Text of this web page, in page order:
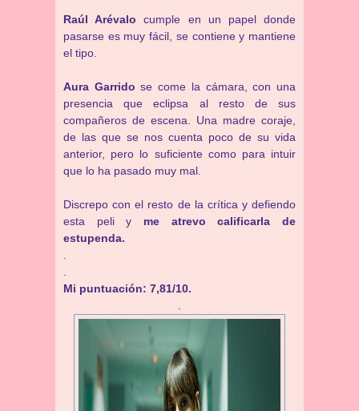
Raúl Arévalo cumple en un papel donde
pasarse es muy fácil, se contiene y mantiene
el tipo.
Aura Garrido se come la cámara, con una
presencia que eclipsa al resto de sus
compañeros de escena. Una madre coraje,
de las que se nos cuenta poco de su vida
anterior, pero lo suficiente como para intuir
que lo ha pasado muy mal.
Discrepo con el resto de la crítica y defiendo
esta peli y me atrevo calificarla de
estupenda.
Mi puntuación: 7,81/10.